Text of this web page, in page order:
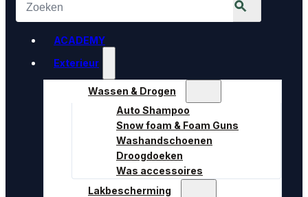
ACADEMY
Exterieur
Wassen & Drogen
Auto Shampoo
Snow foam & Foam Guns
Washandschoenen
Droogdoeken
Was accessoires
Lakbescherming